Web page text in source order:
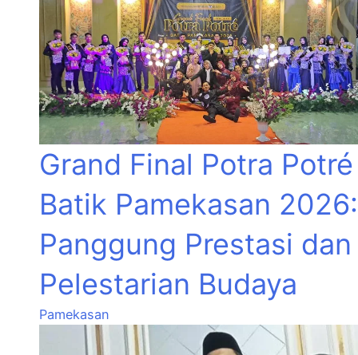
Grand Final Potra Potré
Batik Pamekasan 2026:
Panggung Prestasi dan
Pelestarian Budaya
Pamekasan